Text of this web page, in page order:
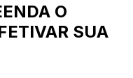
O
SUA